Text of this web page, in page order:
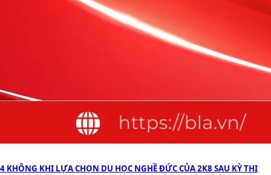
4 KHÔNG KHI LỰA CHỌN DU HỌC NGHỀ ĐỨC CỦA 2K8 SAU KỲ THI